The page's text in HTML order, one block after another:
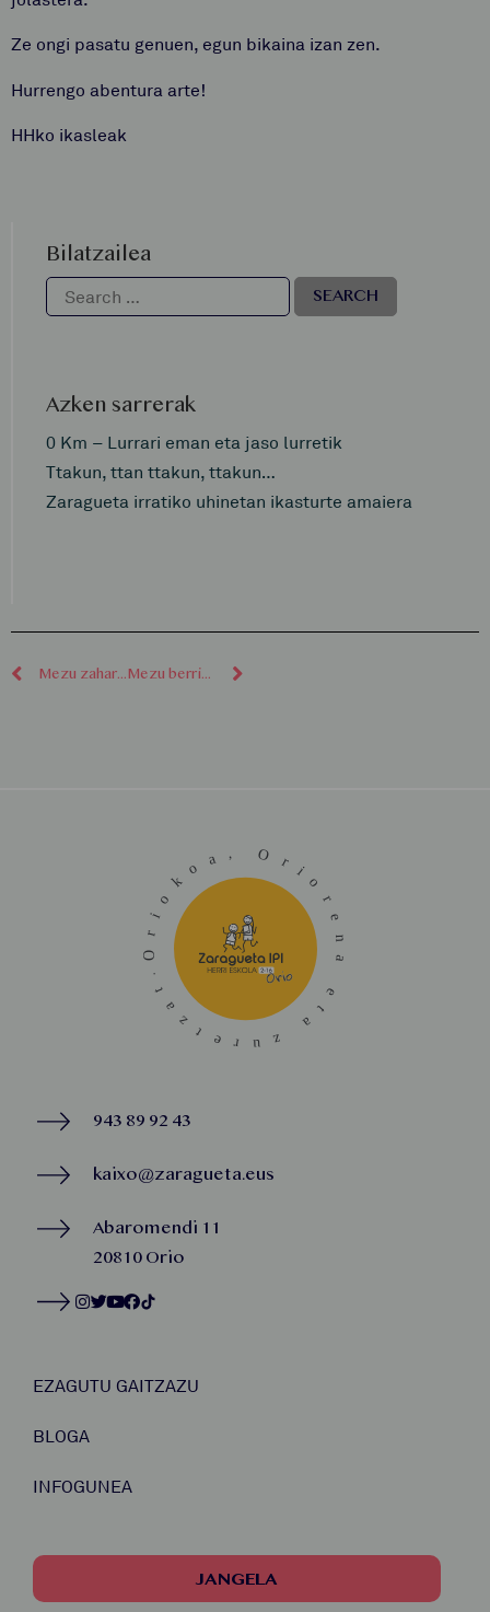
Ze ongi pasatu genuen, egun bikaina izan zen.
Hurrengo abentura arte!
HHko ikasleak
Bilatzailea
Azken sarrerak
0 Km – Lurrari eman eta jaso lurretik
Ttakun, ttan ttakun, ttakun…
Zaragueta irratiko uhinetan ikasturte amaiera
Mezu zaharragoak Mezu berriagoak
943 89 92 43
kaixo@zaragueta.eus
Abaromendi 11
20810 Orio
EZAGUTU GAITZAZU
BLOGA
INFOGUNEA
JANGELA